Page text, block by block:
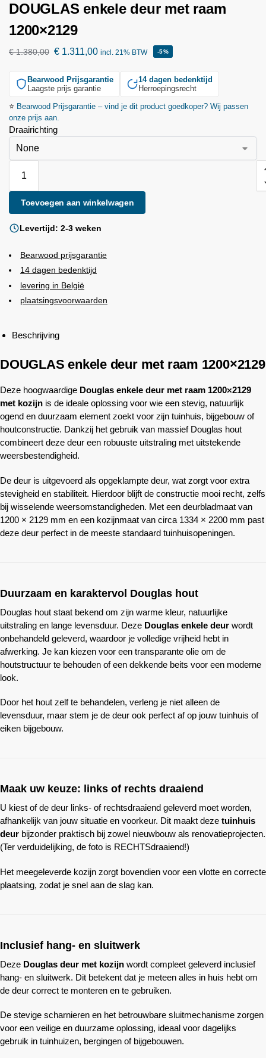
DOUGLAS enkele deur met raam
1200×2129
€1.380,00 € 1.311,00 incl. 21% BTW -5%
Bearwood Prijsgarantie
Laagste prijs garantie
14 dagen bedenktijd
Herroepingsrecht
⭐ Bearwood Prijsgarantie – vind je dit product goedkoper? Wij passen
onze prijs aan.
Draairichting
Toevoegen aan winkelwagen
Levertijd: 2-3 weken
Bearwood prijsgarantie
14 dagen bedenktijd
levering in België
plaatsingsvoorwaarden
Beschrijving
DOUGLAS enkele deur met raam 1200×2129
Deze hoogwaardige Douglas enkele deur met raam 1200×2129
met kozijn is de ideale oplossing voor wie een stevig, natuurlijk
ogend en duurzaam element zoekt voor zijn tuinhuis, bijgebouw of
houtconstructie. Dankzij het gebruik van massief Douglas hout
combineert deze deur een robuuste uitstraling met uitstekende
weersbestendigheid.
De deur is uitgevoerd als opgeklampte deur, wat zorgt voor extra
stevigheid en stabiliteit. Hierdoor blijft de constructie mooi recht, zelfs
bij wisselende weersomstandigheden. Met een deurbladmaat van
1200 × 2129 mm en een kozijnmaat van circa 1334 × 2200 mm past
deze deur perfect in de meeste standaard tuinhuisopeningen.
Duurzaam en karaktervol Douglas hout
Douglas hout staat bekend om zijn warme kleur, natuurlijke
uitstraling en lange levensduur. Deze Douglas enkele deur wordt
onbehandeld geleverd, waardoor je volledige vrijheid hebt in
afwerking. Je kan kiezen voor een transparante olie om de
houtstructuur te behouden of een dekkende beits voor een moderne
look.
Door het hout zelf te behandelen, verleng je niet alleen de
levensduur, maar stem je de deur ook perfect af op jouw tuinhuis of
eiken bijgebouw.
Maak uw keuze: links of rechts draaiend
U kiest of de deur links- of rechtsdraaiend geleverd moet worden,
afhankelijk van jouw situatie en voorkeur. Dit maakt deze tuinhuis
deur bijzonder praktisch bij zowel nieuwbouw als renovatieprojecten.
(Ter verduidelijking, de foto is RECHTSdraaiend!)
Het meegeleverde kozijn zorgt bovendien voor een vlotte en correcte
plaatsing, zodat je snel aan de slag kan.
Inclusief hang- en sluitwerk
Deze Douglas deur met kozijn wordt compleet geleverd inclusief
hang- en sluitwerk. Dit betekent dat je meteen alles in huis hebt om
de deur correct te monteren en te gebruiken.
De stevige scharnieren en het betrouwbare sluitmechanisme zorgen
voor een veilige en duurzame oplossing, ideaal voor dagelijks
gebruik in tuinhuizen, bergingen of bijgebouwen.